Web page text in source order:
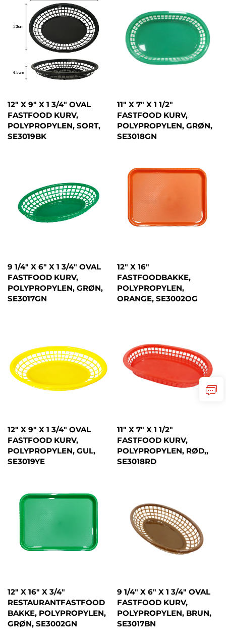
12" X 9" X 1 3/4" OVAL
FASTFOOD KURV,
POLYPROPYLEN, SORT,
SE3019BK
11" X 7" X 1 1/2"
FASTFOOD KURV,
POLYPROPYLEN, GRØN,
SE3018GN
9 1/4" X 6" X 1 3/4" OVAL
FASTFOOD KURV,
POLYPROPYLEN, GRØN,
SE3017GN
12" X 16"
FASTFOODBAKKE,
POLYPROPYLEN,
ORANGE, SE3002OG
12" X 9" X 1 3/4" OVAL
FASTFOOD KURV,
POLYPROPYLEN, GUL,
SE3019YE
11" X 7" X 1 1/2"
FASTFOOD KURV,
POLYPROPYLEN, RØD,,
SE3018RD
12" X 16" X 3/4"
RESTAURANTFASTFOOD
BAKKE, POLYPROPYLEN,
GRØN, SE3002GN
9 1/4" X 6" X 1 3/4" OVAL
FASTFOOD KURV,
POLYPROPYLEN, BRUN,
SE3017BN